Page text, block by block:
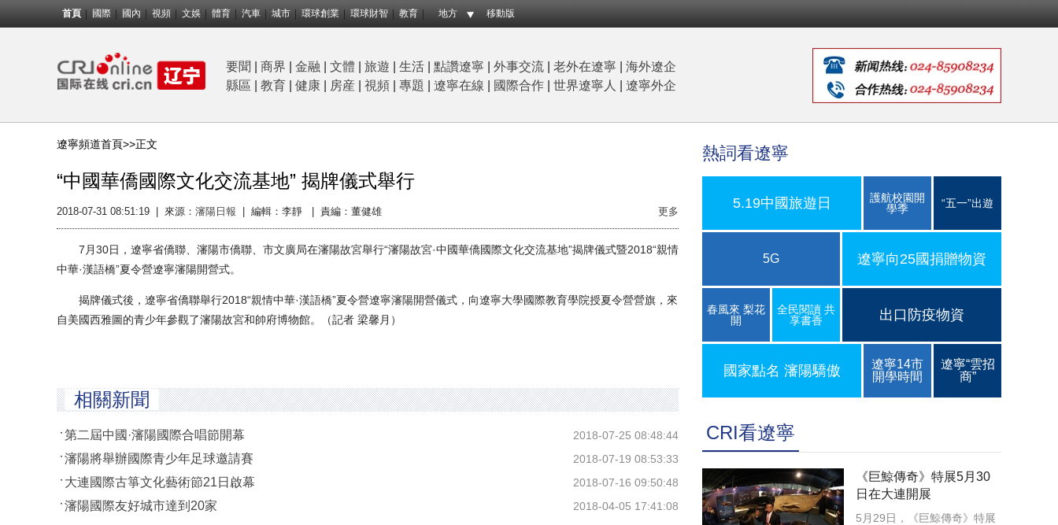
首頁 國際 國內 視頻 文娛 體育 汽車 城市 環球創業 環球財智 教育 地方 移動版
要聞 商界 金融 文體 旅遊 生活 點讚遼寧 外事交流 老外在遼寧
海外遼企
縣區
教育 健康 房産 視頻 專題 遼寧在線 國際合作 世界遼寧人 遼寧外企
遼寧頻道首頁>>正文
“中國華僑國際文化交流基地” 揭牌儀式舉行
2018-07-31 08:51:19 來源： 瀋陽日報 編輯：李靜 | 責編：董健雄 更多
7月30日，遼寧省僑聯、瀋陽市僑聯、市文廣局在瀋陽故宮舉行“瀋陽故宮·中國華僑國際文化交流基地”揭牌儀式暨2018“親情
中華·漢語橋”夏令營遼寧瀋陽開營式。
揭牌儀式後，遼寧省僑聯舉行2018“親情中華·漢語橋”夏令營遼寧瀋陽開營儀式，向遼寧大學國際教育學院授夏令營營旗，來
自美國西雅圖的青少年參觀了瀋陽故宮和帥府博物館。（記者 梁馨月）
相關新聞
2018-07-25 08:48:44
第二屆中國·瀋陽國際合唱節開幕
2018-07-19 08:53:33
瀋陽將舉辦國際青少年足球邀請賽
2018-07-16 09:50:48
大連國際古箏文化藝術節21日啟幕
2018-04-05 17:41:08
瀋陽國際友好城市達到20家
熱詞看遼寧
5.19中國旅遊日
護航校園開
學季
“五一”出遊
5G 遼寧向25國捐贈物資
春風來 梨花
開
全民閱讀 共
享書香
出口防疫物資
國家點名 瀋陽驕傲
遼寧14市
開學時間
遼寧“雲招
商”
CRI看遼寧
《巨鯨傳奇》特展5月30
日在大連開展
5月29日，《巨鯨傳奇》特展